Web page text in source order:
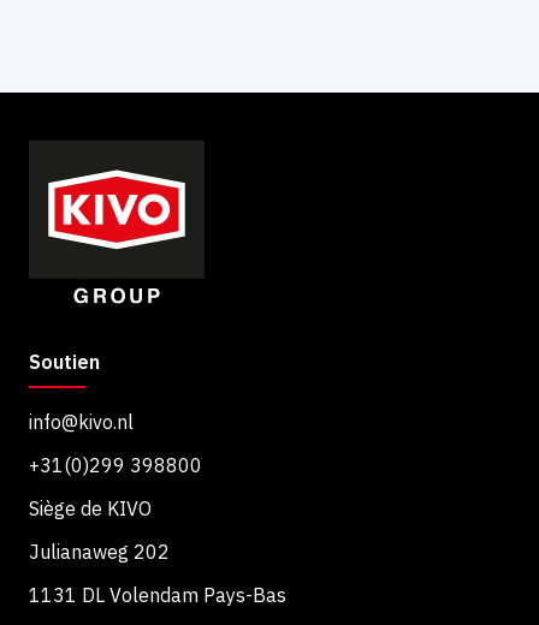
Soutien
info@kivo.nl
+31(0)299 398800
Siège de KIVO
Julianaweg 202
1131 DL Volendam Pays-Bas